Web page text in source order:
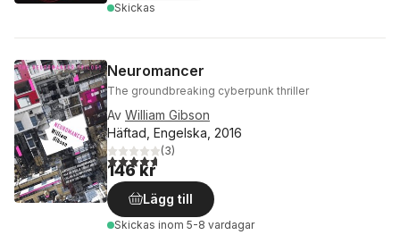
Skickas
Neuromancer
The groundbreaking cyberpunk thriller
Av William Gibson
Häftad, Engelska, 2016
4,7utav 5 stjärnor. Totalt antal röster:
(3)
146 kr
Lägg till
Skickas inom 5-8 vardagar